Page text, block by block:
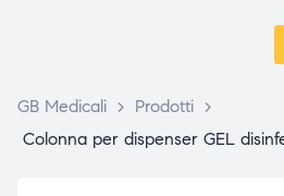
GB Medicali > Prodotti
>
Colonna per dispenser GEL